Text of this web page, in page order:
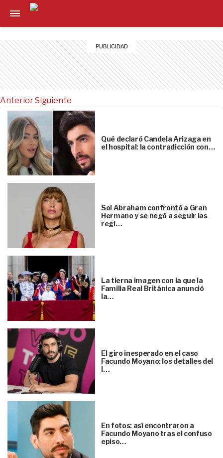
Anterior
Qué declaró Candela Arizaga en
el hospital: la contradicción con…
Sol Abraham confrontó a Gran
Hermano y se negó a seguir las
regl…
La tierna imagen con la que la
Familia Real Británica anunció
la…
El giro inesperado en el caso
Facundo Moyano: los detalles del
l…
En fotos: así encontraron a
Facundo Moyano tras el confuso
episo…
Siguiente